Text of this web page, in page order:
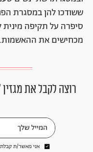
ששודכו להן במסגרת
סיפרה על תקיפה
מכחישים את ההאשמות.
רוצה לקבל את
אני מאשר/ת קבלת